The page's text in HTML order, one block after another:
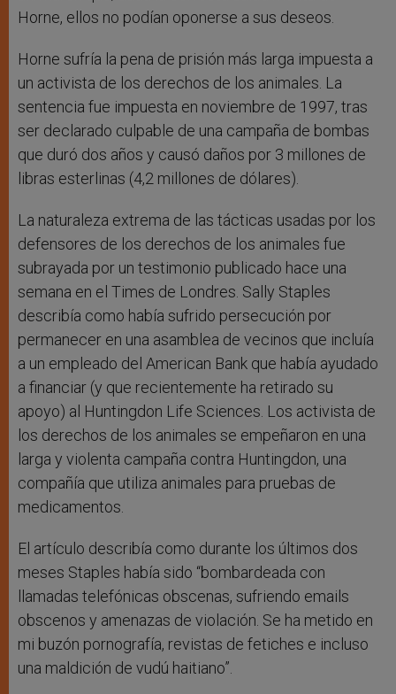
Horne, ellos no podían oponerse a sus deseos.
Horne sufría la pena de prisión más larga impuesta a
un activista de los derechos de los animales. La
sentencia fue impuesta en noviembre de 1997, tras
ser declarado culpable de una campaña de bombas
que duró dos años y causó daños por 3 millones de
libras esterlinas (4,2 millones de dólares).
La naturaleza extrema de las tácticas usadas por los
defensores de los derechos de los animales fue
subrayada por un testimonio publicado hace una
semana en el Times de Londres. Sally Staples
describía como había sufrido persecución por
permanecer en una asamblea de vecinos que incluía
a un empleado del American Bank que había ayudado
a financiar (y que recientemente ha retirado su
apoyo) al Huntingdon Life Sciences. Los activista de
los derechos de los animales se empeñaron en una
larga y violenta campaña contra Huntingdon, una
compañía que utiliza animales para pruebas de
medicamentos.
El artículo describía como durante los últimos dos
meses Staples había sido “bombardeada con
llamadas telefónicas obscenas, sufriendo emails
obscenos y amenazas de violación. Se ha metido en
mi buzón pornografía, revistas de fetiches e incluso
una maldición de vudú haitiano”.